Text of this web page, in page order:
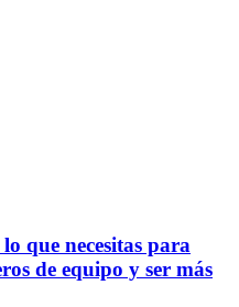
que necesitas para
de equipo y ser más